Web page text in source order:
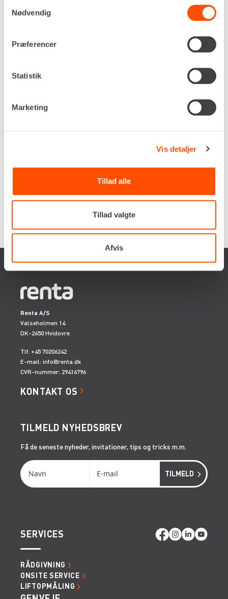
Nødvendig
Præferencer
Statistik
Marketing
Vis detaljer
Tillad alle
Tillad valgte
Afvis
10,0 bar
910 x 500 x 1.050 mm
DKK 449,00
Renta A/S
Valseholmen 14
DK-2650 Hvidovre
Tlf. +45 70206242
E-mail: info@renta.dk
CVR-nummer: 29416796
KONTAKT OS
TILMELD NYHEDSBREV
Få de seneste nyheder, invitationer, tips og tricks m.m.
SERVICES
RÅDGIVNING
ONSITE SERVICE
LIFTOPMÅLING